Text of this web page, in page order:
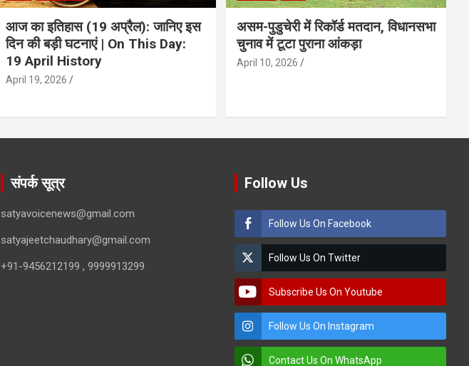
आज का इतिहास (19 अप्रैल): जानिए इस
दिन की बड़ी घटनाएं | On This Day:
19 April History
April 19, 2026
असम-पुडुचेरी में रिकॉर्ड मतदान, विधानसभा
चुनाव में टूटा पुराना आंकड़ा
April 10, 2026
संपर्क सूत्र
satyavoicenews@gmail.com
satyajeetchaudhary@gmail.com
+91-9456212199 , 9999913299
Follow Us
Follow Us On Facebook
Follow Us On Twitter
Subscribe Us On Youtube
Follow Us On Instagram
Contact Us On WhatsApp